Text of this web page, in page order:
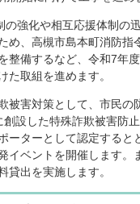
の強化や相互応援体制の
め、高槻市島本町消防指
整備するなど、令和7年
た取組を進めます。
被害対策として、市民の
創設した特殊詐欺被害防
ーターとして認定すると
イベントを開催します。
貸出を実施します。